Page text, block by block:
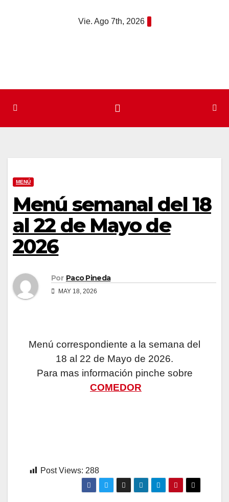
Vie. Ago 7th, 2026
MENÚ
Menú semanal del 18
al 22 de Mayo de
2026
Por Paco Pineda
MAY 18, 2026
Menú correspondiente a la semana del
18 al 22 de Mayo de 2026.
Para mas información pinche sobre
COMEDOR
Post Views: 288